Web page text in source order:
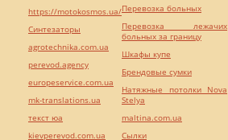
https://motokosmos.ua/
Синтезаторы
agrotechnika.com.ua
perevod.agency
europeservice.com.ua
mk-translations.ua
текст юа
kievperevod.com.ua
Перевозка больных
Перевозка лежачих
больных за границу
Шкафы купе
Брендовые сумки
Натяжные потолки Nova
Stelya
maltina.com.ua
Cылки